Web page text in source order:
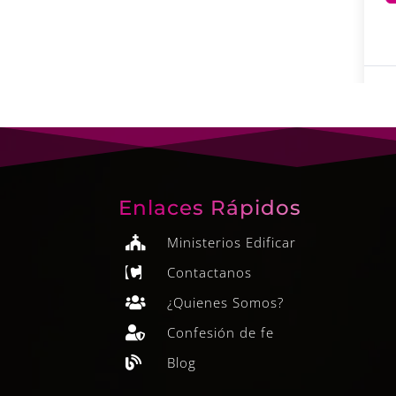
Enlaces Rápidos
 Ministerios Edificar
 Contactanos
 ¿Quienes Somos?
 Confesión de fe
 Blog